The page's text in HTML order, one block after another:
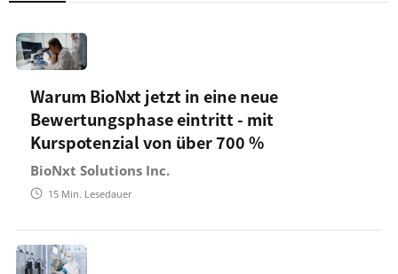
Warum BioNxt jetzt in eine neue
Bewertungsphase eintritt - mit
Kurspotenzial von über 700 %
BioNxt Solutions Inc.
15 Min. Lesedauer